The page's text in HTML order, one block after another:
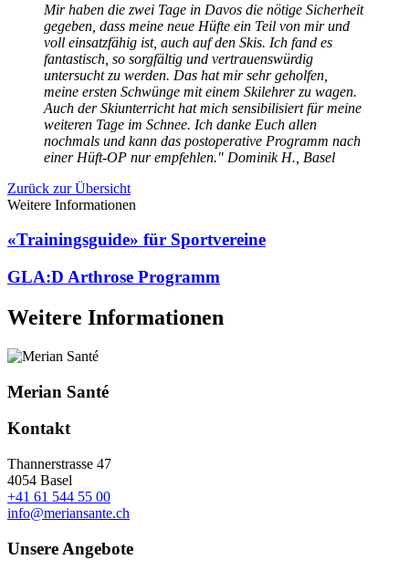
Mir haben die zwei Tage in Davos die nötige Sicherheit
gegeben, dass meine neue Hüfte ein Teil von mir und
voll einsatzfähig ist, auch auf den Skis. Ich fand es
fantastisch, so sorgfältig und vertrauenswürdig
untersucht zu werden. Das hat mir sehr geholfen,
meine ersten Schwünge mit einem Skilehrer zu wagen.
Auch der Skiunterricht hat mich sensibilisiert für meine
weiteren Tage im Schnee. Ich danke Euch allen
nochmals und kann das postoperative Programm nach
einer Hüft-OP nur empfehlen." Dominik H., Basel
Zurück zur Übersicht
Weitere Informationen
«Trainingsguide» für Sportvereine
GLA:D Arthrose Programm
Weitere Informationen
Merian Santé
Kontakt
Thannerstrasse 47
4054 Basel
+41 61 544 55 00
info@meriansante.ch
Unsere Angebote